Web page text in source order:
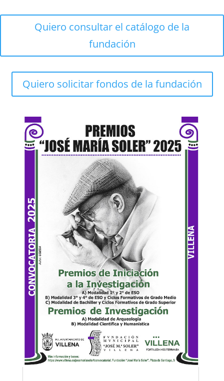
Quiero consultar el catálogo de la
fundación
Quiero solicitar fondos de la fundación